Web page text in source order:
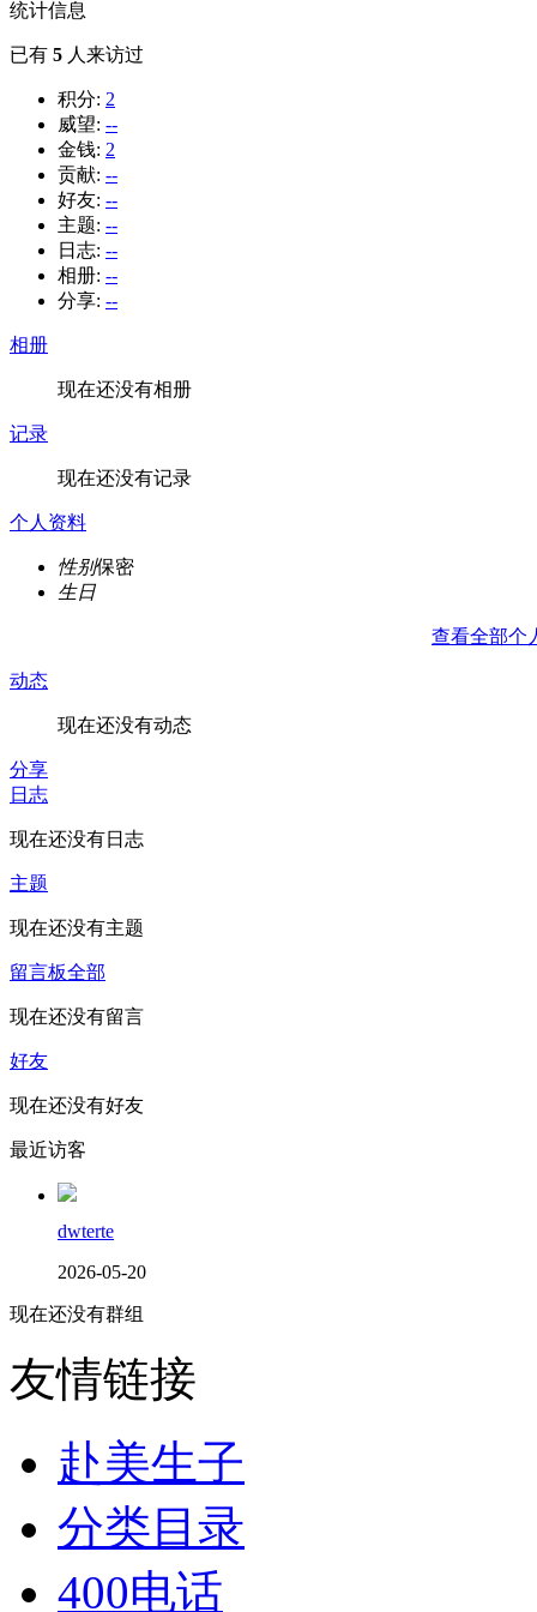
统计信息
已有 5 人来访过
积分: 2
威望: --
金钱: 2
贡献: --
好友: --
主题: --
日志: --
相册: --
分享: --
相册
现在还没有相册
记录
现在还没有记录
个人资料
性别保密
生日
查看全部个
动态
现在还没有动态
分享
日志
现在还没有日志
主题
现在还没有主题
留言板全部
现在还没有留言
好友
现在还没有好友
最近访客
dwterte
2026-05-20
现在还没有群组
友情链接
赴美生子
分类目录
400电话